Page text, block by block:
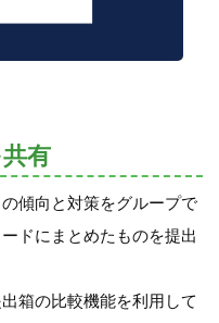
有
傾向と対策をグループで
ドにまとめたものを提出
箱の比較機能を利用して